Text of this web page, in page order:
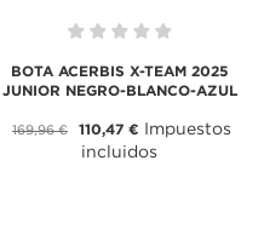
BOTA ACERBIS X-TEAM 2025
JUNIOR NEGRO-BLANCO-AZUL
169,96 € 110,47 €
Impuestos
incluidos